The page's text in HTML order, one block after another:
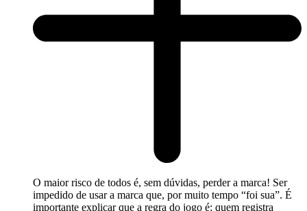
O maior risco de todos é, sem dúvidas, perder a marca! Ser
impedido de usar a marca que, por muito tempo “foi sua”. É
importante explicar que a regra do jogo é: quem registra